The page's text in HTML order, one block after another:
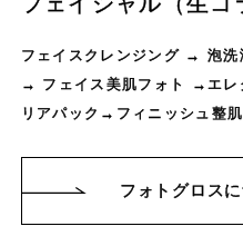
フェイスクレンジング → 泡洗
→ フェイス美肌フォト →エレ
リアパック→フィニッシュ整肌
フォトグロス